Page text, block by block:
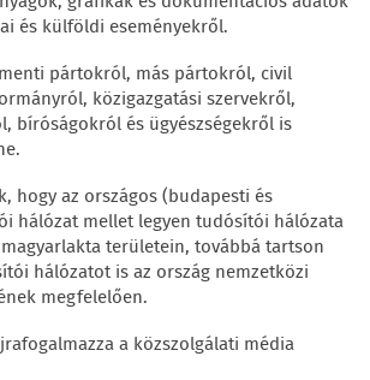
és külföldi eseményekről.
pártokról, más pártokról, civil
közigazgatási szervekről,
bíróságokról és ügyészségekről is
hogy az országos (budapesti és
hálózat mellet legyen tudósítói hálózata
területein, továbbá tartson
hálózatot is az ország nemzetközi
megfelelően.
a közszolgálati média